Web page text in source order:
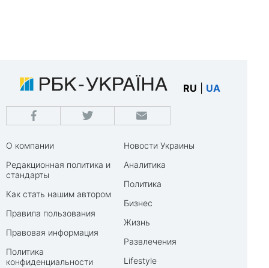
RU UA
О компании
Редакционная политика и
стандарты
Как стать нашим автором
Правила пользования
Правовая информация
Политика
конфиденциальности
Новости Украины
Аналитика
Политика
Бизнес
Жизнь
Развлечения
Lifestyle